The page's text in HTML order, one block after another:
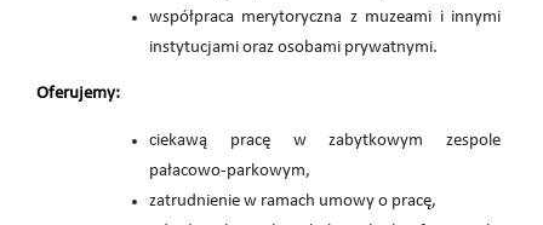
współpraca merytoryczna z muzeami i innymi
instytucjami oraz osobami prywatnymi.
Oferujemy:
ciekawą pracę w zabytkowym zespole
pałacowo-parkowym,
zatrudnienie w ramach umowy o pracę,